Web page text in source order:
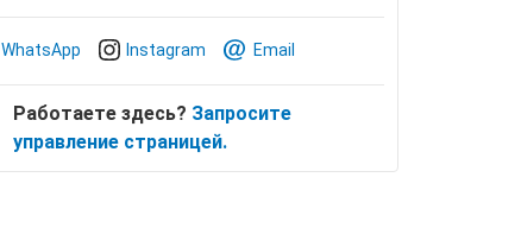
WhatsApp Instagram Email
Работаете здесь? Запросите
управление страницей.